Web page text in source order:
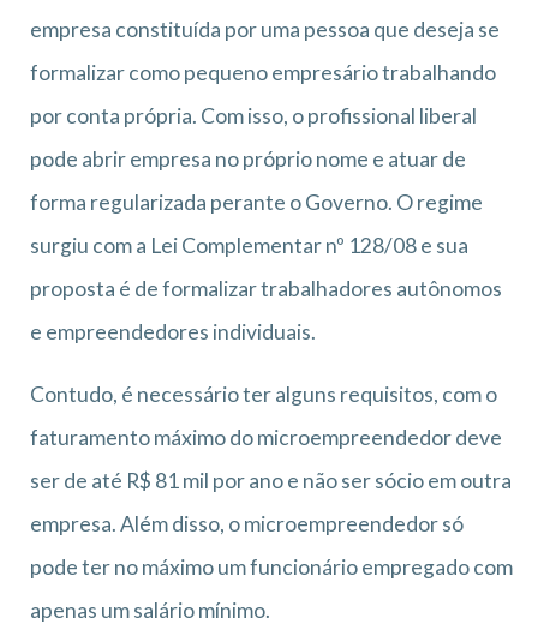
empresa constituída por uma pessoa que deseja se
formalizar como pequeno empresário trabalhando
por conta própria. Com isso, o profissional liberal
pode abrir empresa no próprio nome e atuar de
forma regularizada perante o Governo. O regime
surgiu com a Lei Complementar nº 128/08 e sua
proposta é de formalizar trabalhadores autônomos
e empreendedores individuais.
Contudo, é necessário ter alguns requisitos, com o
faturamento máximo do microempreendedor deve
ser de até R$ 81 mil por ano e não ser sócio em outra
empresa. Além disso, o microempreendedor só
pode ter no máximo um funcionário empregado com
apenas um salário mínimo.